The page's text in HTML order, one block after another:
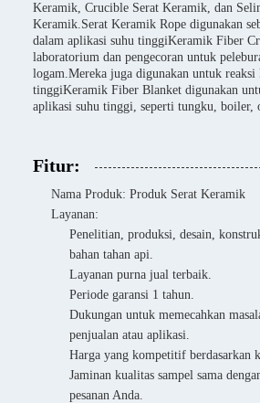
Keramik, Crucible Serat Keramik, dan
Keramik.Serat Keramik Rope digunakan
dalam aplikasi suhu tinggiKeramik Fiber
laboratorium dan pengecoran untuk
logam.Mereka juga digunakan untuk reaksi
tinggiKeramik Fiber Blanket digunakan
aplikasi suhu tinggi, seperti tungku, boiler,
Fitur:
Nama Produk: Produk Serat Keramik
Layanan:
Penelitian, produksi, desain,
bahan tahan api.
Layanan purna jual terbaik.
Periode garansi 1 tahun.
Dukungan untuk memecahkan
penjualan atau aplikasi.
Harga yang kompetitif berdasarkan
Jaminan kualitas sampel sama
pesanan Anda.